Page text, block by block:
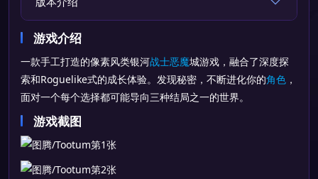
游戏介绍
一款手工打造的像素风类银河战士恶魔城游戏，融合了深度探
索和Roguelike式的成长体验。发现秘密，不断进化你的角色 ，
面对一个每个选择都可能导向三种结局之一的世界。
游戏截图